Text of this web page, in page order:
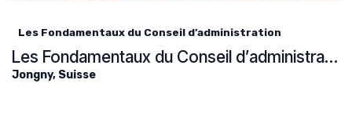
Les Fondamentaux du Conseil d’administration
Les Fondamentaux du Conseil d’administration
Jongny, Suisse